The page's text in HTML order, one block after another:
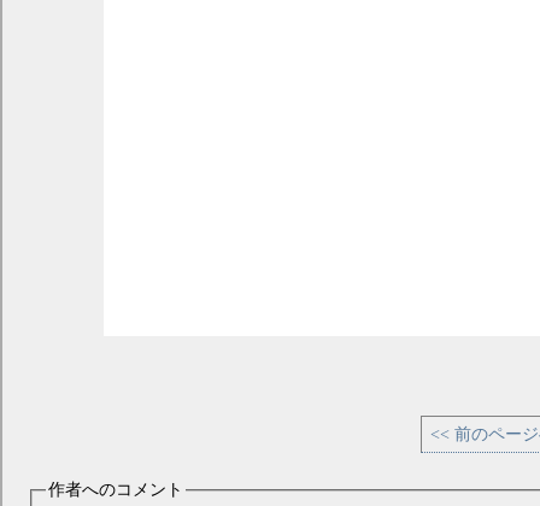
<< 前のペー
作者へのコメント